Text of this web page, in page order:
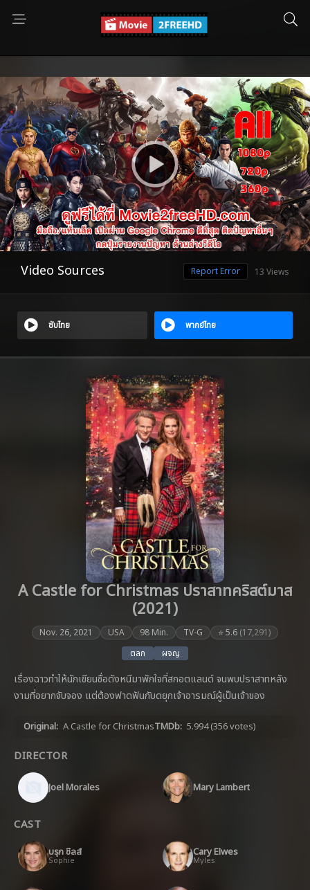
Video Sources 13 Views
Report Error
ซับไทย พากย์ไทย
A Castle for Christmas ปราสาทคริสต์มาส
(2021)
Nov. 26, 2021 USA 98 Min. TV-G ⭐ 5.6 (17,291)
ตลก
ผจญ
เรื่องฉาวทำให้นักเขียนชื่อดังหนีมาพักใจที่สกอตแลนด์ จนพบปราสาทหลัง
งามที่อยากจับจอง แต่ต้องฟาดฟันกับดยุกเจ้าอารมณ์ผู้เป็นเจ้าของ
Original: A Castle for ChristmasTMDb: 5.994(356 votes)
DIRECTOR
Joel Morales Mary Lambert
CAST
บรุก ชีลส์
Sophie
Cary Elwes
Myles